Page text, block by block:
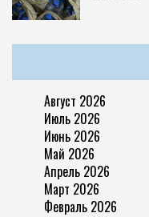
Август 2026
Июль 2026
Июнь 2026
Май 2026
Апрель 2026
Март 2026
Февраль 2026